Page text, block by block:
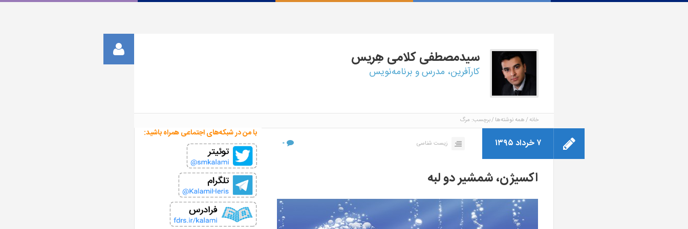
سیدمصطفیکلامی هِریس
کارآفرین، مدرس و برنامه‌نویس
خانه همه نوشته‌ها برچسب: مرگ
۷ خرداد ۱۳۹۵ زیست شناسی ۰
اکسیژن، شمشیر دو لبه
با من در شبکه‌های اجتماعی همراه باشید: